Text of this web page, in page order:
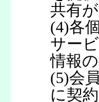
共有
(4)各
サー
情報
(5)会
に契